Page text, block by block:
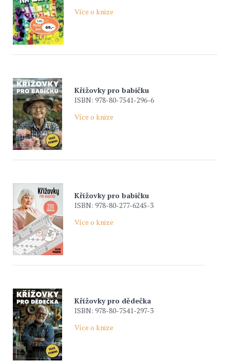
Více o knize
Křížovky pro babičku
ISBN: 978-80-7541-296-6
Více o knize
Křížovky pro babičku
ISBN: 978-80-277-6245-3
Více o knize
Křížovky pro dědečka
ISBN: 978-80-7541-297-3
Více o knize